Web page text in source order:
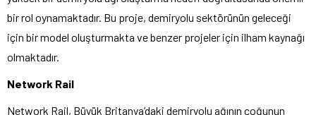
bir rol oynamaktadır. Bu proje, demiryolu sektörünün geleceği
için bir model oluşturmakta ve benzer projeler için ilham kaynağı
olmaktadır.
Network Rail
Network Rail, Büyük Britanya’daki demiryolu ağının çoğunun